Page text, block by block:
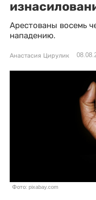
Арестованы восемь
нападению.
Анастасия Цирулик
Фото: pixabay.com